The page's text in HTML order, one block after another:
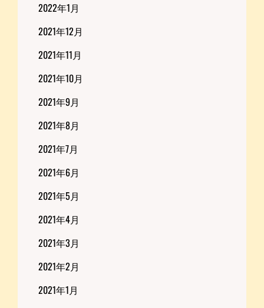
2022年1月
2021年12月
2021年11月
2021年10月
2021年9月
2021年8月
2021年7月
2021年6月
2021年5月
2021年4月
2021年3月
2021年2月
2021年1月